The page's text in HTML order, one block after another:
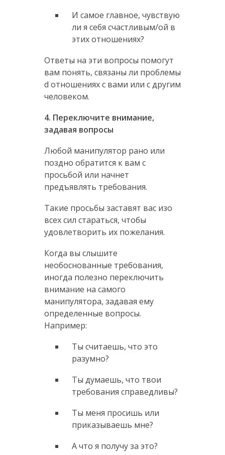
И самое главное, чувствую
ли я себя счастливым/ой в
этих отношениях?
Ответы на эти вопросы помогут
вам понять, связаны ли проблемы
d отношениях с вами или с другим
человеком.
4. Переключите внимание,
задавая вопросы
Любой манипулятор рано или
поздно обратится к вам с
просьбой или начнет
предъявлять требования.
Такие просьбы заставят вас изо
всех сил стараться, чтобы
удовлетворить их пожелания.
Когда вы слышите
необоснованные требования,
иногда полезно переключить
внимание на самого
манипулятора, задавая ему
определенные вопросы.
Например:
Ты считаешь, что это
разумно?
Ты думаешь, что твои
требования справедливы?
Ты меня просишь или
приказываешь мне?
А что я получу за это?